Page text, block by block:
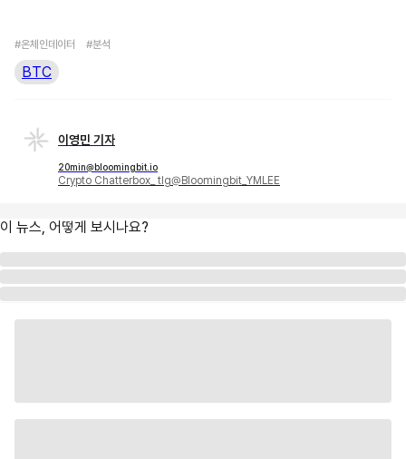
#온체인데이터 #분석
BTC
이영민 기자
20min@bloomingbit.io
Crypto Chatterbox_ tlg@Bloomingbit_YMLEE
이 뉴스, 어떻게 보시나요?